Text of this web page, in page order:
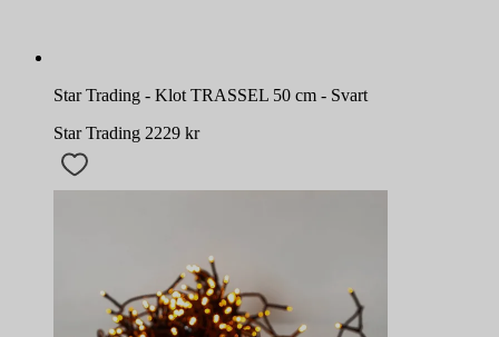
Star Trading - Klot TRASSEL 50 cm - Svart
Star Trading 2229 kr